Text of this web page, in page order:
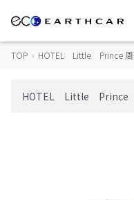
TOP › HOTEL Little Prince 周